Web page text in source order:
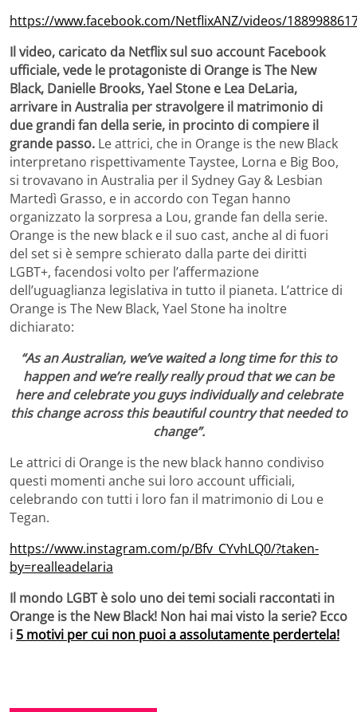
https://www.facebook.com/NetflixANZ/videos/
Il video, caricato da Netflix sul suo account Facebook
ufficiale, vede le protagoniste di Orange is The New
Black, Danielle Brooks, Yael Stone e Lea DeLaria,
arrivare in Australia per stravolgere il matrimonio di
due grandi fan della serie, in procinto di compiere il
grande passo. Le attrici, che in Orange is the new Black
interpretano rispettivamente Taystee, Lorna e Big Boo,
si trovavano in Australia per il Sydney Gay & Lesbian
Martedì Grasso, e in accordo con Tegan hanno
organizzato la sorpresa a Lou, grande fan della serie.
Orange is the new black e il suo cast, anche al di fuori
del set si è sempre schierato dalla parte dei diritti
LGBT+, facendosi volto per l’affermazione
dell’uguaglianza legislativa in tutto il pianeta. L’attrice di
Orange is The New Black, Yael Stone ha inoltre
dichiarato:
“As an Australian, we’ve waited a long time for this to
happen and we’re really really proud that we can be
here and celebrate you guys individually and celebrate
this change across this beautiful country that needed to
change”.
Le attrici di Orange is the new black hanno condiviso
questi momenti anche sui loro account ufficiali,
celebrando con tutti i loro fan il matrimonio di Lou e
Tegan.
https://www.instagram.com/p/Bfv_CYvhLQ0/?taken-
by=realleadelaria
Il mondo LGBT è solo uno dei temi sociali raccontati in
Orange is the New Black! Non hai mai visto la serie? Ecco
i 5 motivi per cui non puoi a assolutamente perdertela!